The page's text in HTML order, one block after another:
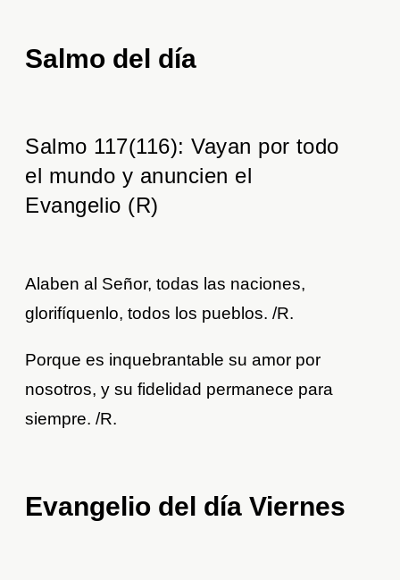
Salmo del día
Salmo 117(116): Vayan por todo
el mundo y anuncien el
Evangelio (R)
Alaben al Señor, todas las naciones,
glorifíquenlo, todos los pueblos. /R.
Porque es inquebrantable su amor por
nosotros, y su fidelidad permanece para
siempre. /R.
Evangelio del día Viernes